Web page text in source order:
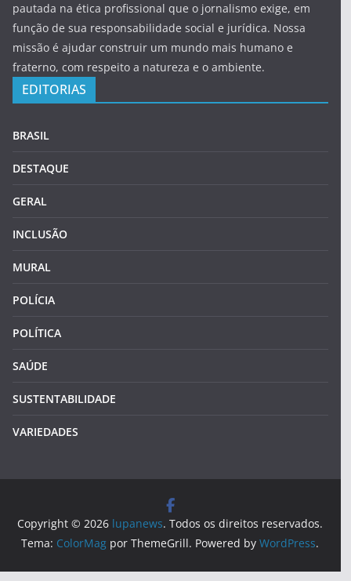
pautada na ética profissional que o jornalismo exige, em
função de sua responsabilidade social e jurídica. Nossa
missão é ajudar construir um mundo mais humano e
fraterno, com respeito a natureza e o ambiente.
EDITORIAS
BRASIL
DESTAQUE
GERAL
INCLUSÃO
MURAL
POLÍCIA
POLÍTICA
SAÚDE
SUSTENTABILIDADE
VARIEDADES
Copyright © 2026 lupanews. Todos os direitos reservados.
Tema: ColorMag por ThemeGrill. Powered byWordPress.